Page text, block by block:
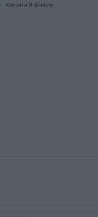
Korona II Kielce